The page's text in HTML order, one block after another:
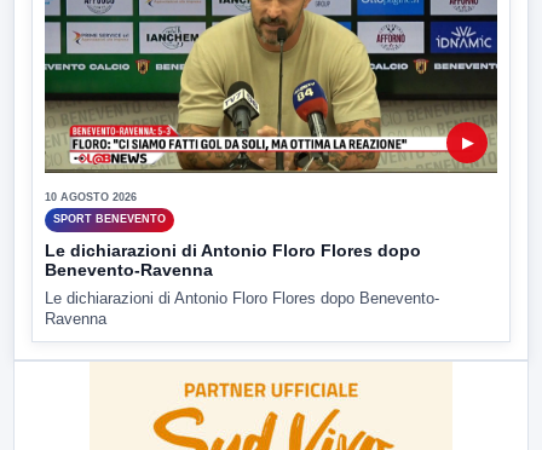
▶
10 AGOSTO 2026
SPORT BENEVENTO
Le dichiarazioni di Antonio Floro Flores dopo
Benevento-Ravenna
Le dichiarazioni di Antonio Floro Flores dopo Benevento-
Ravenna